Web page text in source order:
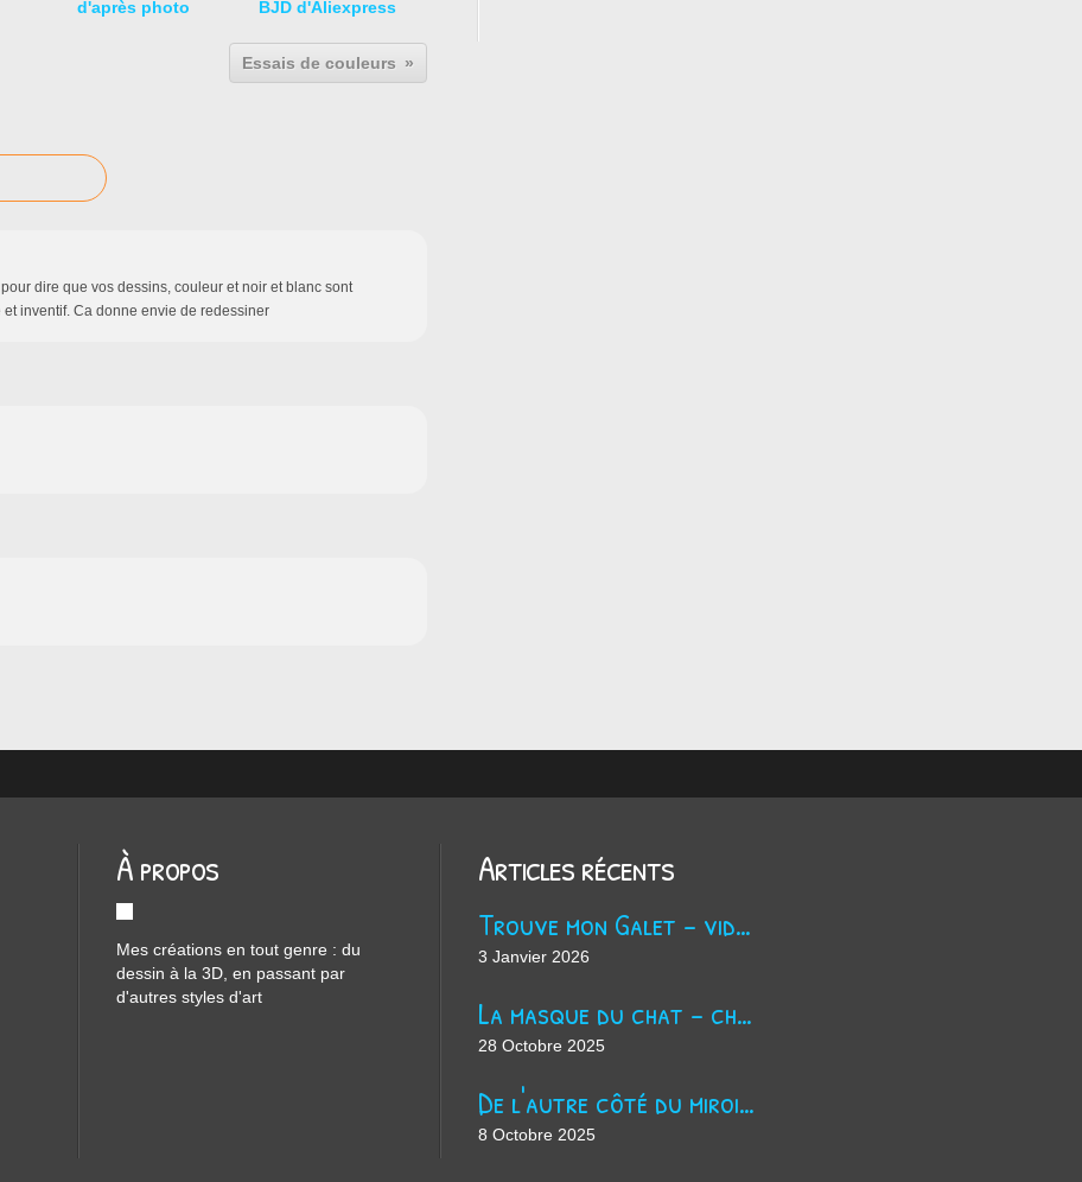
d'après photo
BJD d'Aliexpress
Essais de couleurs
dire que vos dessins, couleur et noir et blanc sont
inventif. Ca donne envie de redessiner
À propos
Mes créations en tout genre : du
dessin à la 3D, en passant par
d'autres styles d'art
Articles récents
Trouve mon Galet - vidéo Youtube
3 Janvier 2026
La masque du chat - chanson d'Halloween
28 Octobre 2025
De l'autre côté du miroir - chanson suno ai
8 Octobre 2025